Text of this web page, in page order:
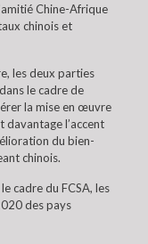
Chine-Afrique
chinois et
les deux parties
le cadre de
la mise en œuvre
davantage l’accent
du bien-
chinois.
cadre du FCSA, les
des pays